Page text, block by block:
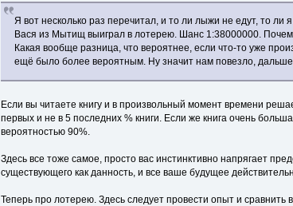
Я вот несколько раз перечитал, и то ли лыжи не едут, то ли
Вася из Мытищ выиграл в лотерею. Шанс 1:38000000.
Какая вообще разница, что вероятнее, если что-то уже
ещё было более вероятным. Ну значит нам повезло,
Если вы читаете книгу и в произвольный момент времени
первых и не в 5 последних % книги. Если же книга очень
вероятностью 90%.
Здесь все тоже самое, просто вас инстинктивно напрягает
существующего как данность, и все ваше будущее
Теперь про лотерею. Здесь следует провести опыт и